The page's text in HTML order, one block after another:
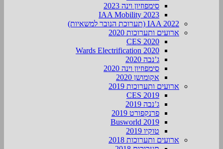
סימפוזיון וינה 2023
IAA Mobility 2023
IAA 2022 (תערוכת הנובר למשאיות)
ארועים ותערוכות 2020
CES 2020
Wards Electrification 2020
ג’נבה 2020
סימפוזיון וינה 2020
אקומושן 2020
ארועים ותערוכות 2019
CES 2019
ג’נבה 2019
פרנקפורט 2019
Busworld 2019
טוקיו 2019
ארועים ותערוכות 2018